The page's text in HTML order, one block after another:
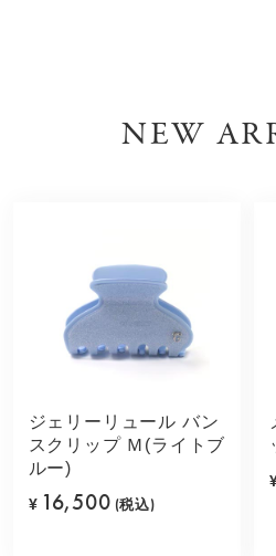
NEW
ジェリーリュール バン
スクリップ Ｍ(ライトブ
ルー)
¥ 16,500 (税込)